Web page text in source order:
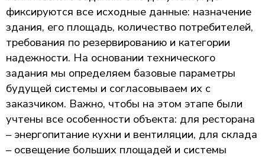
фиксируются все исходные данные: назначение
здания, его площадь, количество потребителей,
требования по резервированию и категории
надежности. На основании технического
задания мы определяем базовые параметры
будущей системы и согласовываем их с
заказчиком. Важно, чтобы на этом этапе были
учтены все особенности объекта: для ресторана
– энергопитание кухни и вентиляции, для склада
– освещение больших площадей и системы